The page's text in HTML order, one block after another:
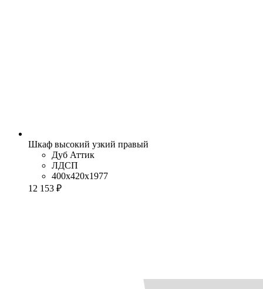
Шкаф высокий узкий правый
Дуб Аттик
ЛДСП
400x420x1977
12 153 ₽